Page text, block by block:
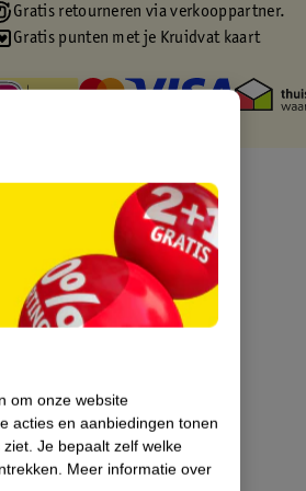
Gratis retourneren via verkooppartner.
Gratis punten met je Kruidvat kaart
om onze website
acties en aanbiedingen tonen
Je bepaalt zelf welke
Meer informatie over